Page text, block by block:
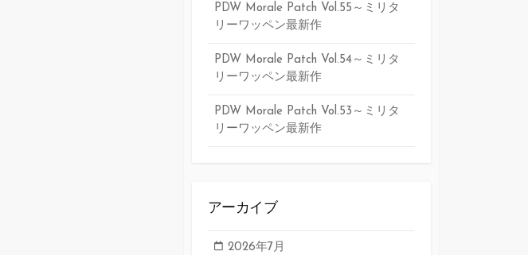
PDW Morale Patch Vol.55～ミリタ
リーワッペン最新作
PDW Morale Patch Vol.54～ミリタ
リーワッペン最新作
PDW Morale Patch Vol.53～ミリタ
リーワッペン最新作
アーカイブ
2026年7月